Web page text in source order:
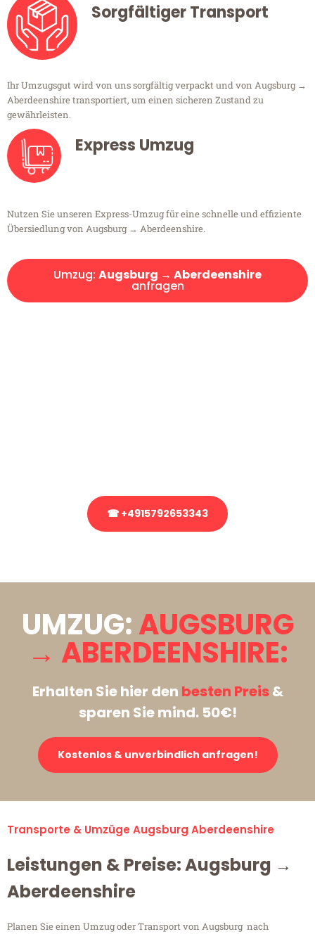
Sorgfältiger Transport
Ihr Umzugsgut wird von uns sorgfältig verpackt und von Augsburg →
Aberdeenshire transportiert, um einen sicheren Zustand zu
gewährleisten.
Express Umzug
Nutzen Sie unseren Express-Umzug für eine schnelle und effiziente
Übersiedlung von Augsburg → Aberdeenshire.
Umzug: Augsburg → Aberdeenshire
anfragen
☎ +4915792653343
UMZUG:AUGSBURG
→ ABERDEENSHIRE:
Erhalten Sie hier den besten Preis&
sparen Sie mind. 50€!
Kostenlos & unverbindlich anfragen!
Transporte & Umzüge Augsburg Aberdeenshire
Leistungen & Preise: Augsburg →
Aberdeenshire
Planen Sie einen Umzug oder Transport von Augsburg nach